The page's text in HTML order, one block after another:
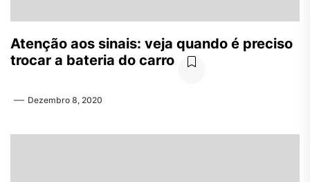
Atenção aos sinais: veja quando é preciso
trocar a bateria do carro
Dezembro 8, 2020